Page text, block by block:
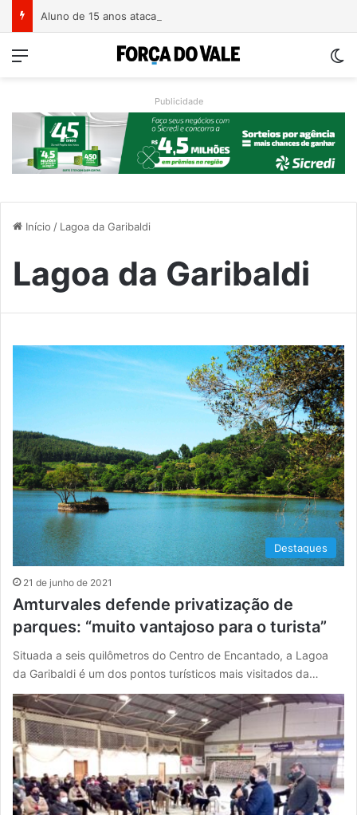
Menu
Publicidade
Início / Lagoa da Garibaldi
Lagoa da Garibaldi
Destaques
21 de junho de 2021
Amturvales defende privatização de
parques: “muito vantajoso para o turista”
Situada a seis quilômetros do Centro de Encantado, a Lagoa
da Garibaldi é um dos pontos turísticos mais visitados da…